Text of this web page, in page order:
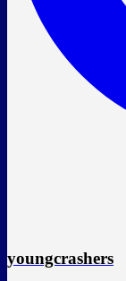
youngcrashers